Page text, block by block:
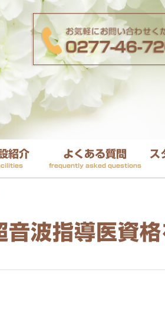
紹介 よくある質問
frequently asked questions
ス
波指導医資